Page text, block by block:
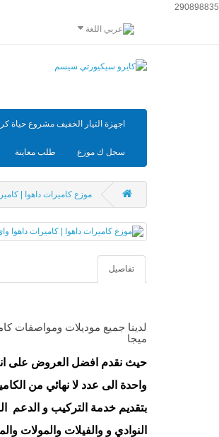
290898835
اللغة
اجهزة التيار الخفيف مشروع حياة
سجل ك موزع طلب معاينة
موزع كاميرات داهوا |
تفاصيل
ميجا
حيث نقدم افضل العروض على
واحدة الى عدد لا نهائي من
بتقديم خدمة التركيب و الدعم
النوادي و والفيلات والمولات